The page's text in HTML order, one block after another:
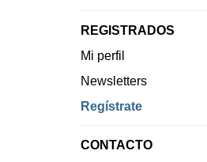
REGISTRADOS
Mi perfil
Newsletters
Regístrate
CONTACTO